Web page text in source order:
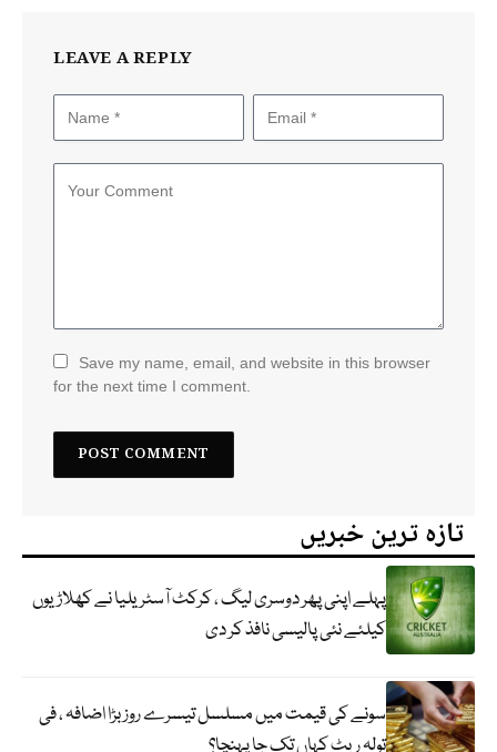
LEAVE A REPLY
Save my name, email, and website in this browser
for the next time I comment.
تازہ ترین خبریں
پہلے اپنی پھر دوسری لیگ ، کرکٹ آسٹریلیا نے کھلاڑیوں
کیلئے نئی پالیسی نافذ کر دی
سونے کی قیمت میں مسلسل تیسرے روز بڑا اضافہ ، فی
تولہ ریٹ کہاں تک جا پہنچا؟